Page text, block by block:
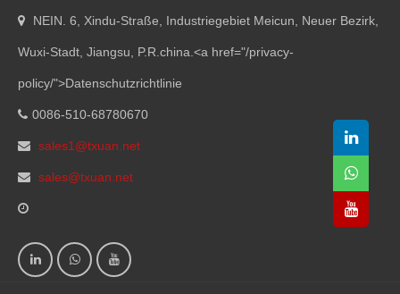
NEIN. 6, Xindu-Straße, Industriegebiet Meicun, Neuer Bezirk,
Wuxi-Stadt, Jiangsu, P.R.china.<a href="/privacy-
policy/">Datenschutzrichtlinie
0086-510-68780670
sales1@txuan.net
sales@txuan.net